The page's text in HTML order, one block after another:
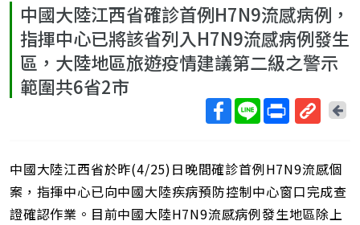
中國大陸江西省確診首例H7N9流感病例，
指揮中心已將該省列入H7N9流感病例發生
區，大陸地區旅遊疫情建議第二級之警示
範圍共6省2市
短
網
址
回
中國大陸江西省於昨(4/25)日晚間確診首例H7N9流感個
案，指揮中心已向中國大陸疾病預防控制中心窗口完成查
證確認作業。目前中國大陸H7N9流感病例發生地區除上